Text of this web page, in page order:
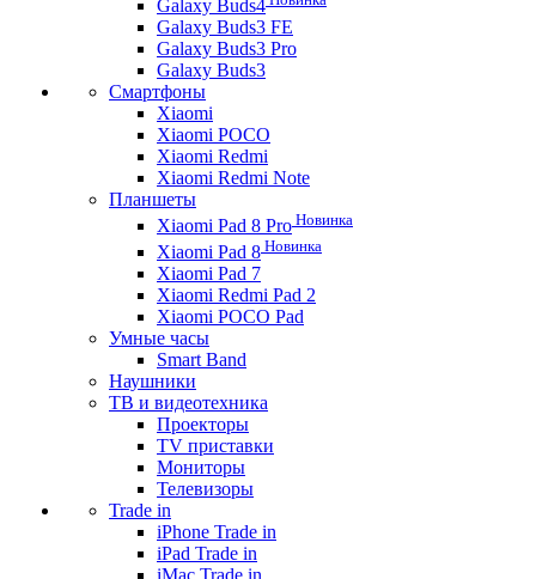
Galaxy Buds4
Galaxy Buds3 FE
Galaxy Buds3 Pro
Galaxy Buds3
Смартфоны
Xiaomi
Xiaomi POCO
Xiaomi Redmi
Xiaomi Redmi Note
Планшеты
Xiaomi Pad 8 Pro Новинка
Xiaomi Pad 8 Новинка
Xiaomi Pad 7
Xiaomi Redmi Pad 2
Xiaomi POCO Pad
Умные часы
Smart Band
Наушники
ТВ и видеотехника
Проекторы
TV приставки
Мониторы
Телевизоры
Trade in
iPhone Trade in
iPad Trade in